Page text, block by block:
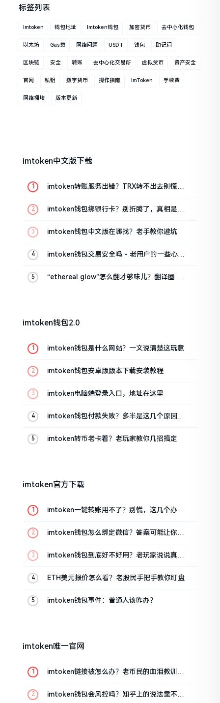
标签列表
Imtoken 钱包地址 Imtoken钱包 加密货币 去中心化钱包
以太坊 Gas费 网络问题 USDT 钱包 助记词
区块链 安全 转账 去中心化交易所 虚拟货币 资产安全
官网 私钥 数字货币 操作指南 ImToken 手续费
网络拥堵 版本更新
imtoken中文版下载
imtoken转账服务出错？TRX转不出去别慌，
imtoken钱包绑银行卡？别折腾了，真相是这
imtoken钱包中文版在哪找？老手教你避坑
imtoken钱包交易安全吗 - 老用户的一些心里
“ethereal glow”怎么翻才够味儿？翻译圈老
imtoken钱包2.0
imtoken钱包是什么网站？一文说清楚这玩意
imtoken钱包安卓版版本下载安装教程
imtoken电脑端登录入口，地址在这里
imtoken钱包付款失败？多半是这几个原因闹
imtoken转币老卡着？老玩家教你几招搞定
imtoken官方下载
imtoken一键转账用不了？别慌，这几个办法
imtoken钱包怎么绑定微信？答案可能让你失
imtoken钱包到底好不好用？老玩家说说真实
ETH美元报价怎么看？老股民手把手教你盯盘
imtoken钱包事件：普通人该咋办？
imtoken唯一官网
imtoken链接被怎么办？老币民的血泪教训告
imtoken钱包会风控吗？知乎上的说法靠不靠